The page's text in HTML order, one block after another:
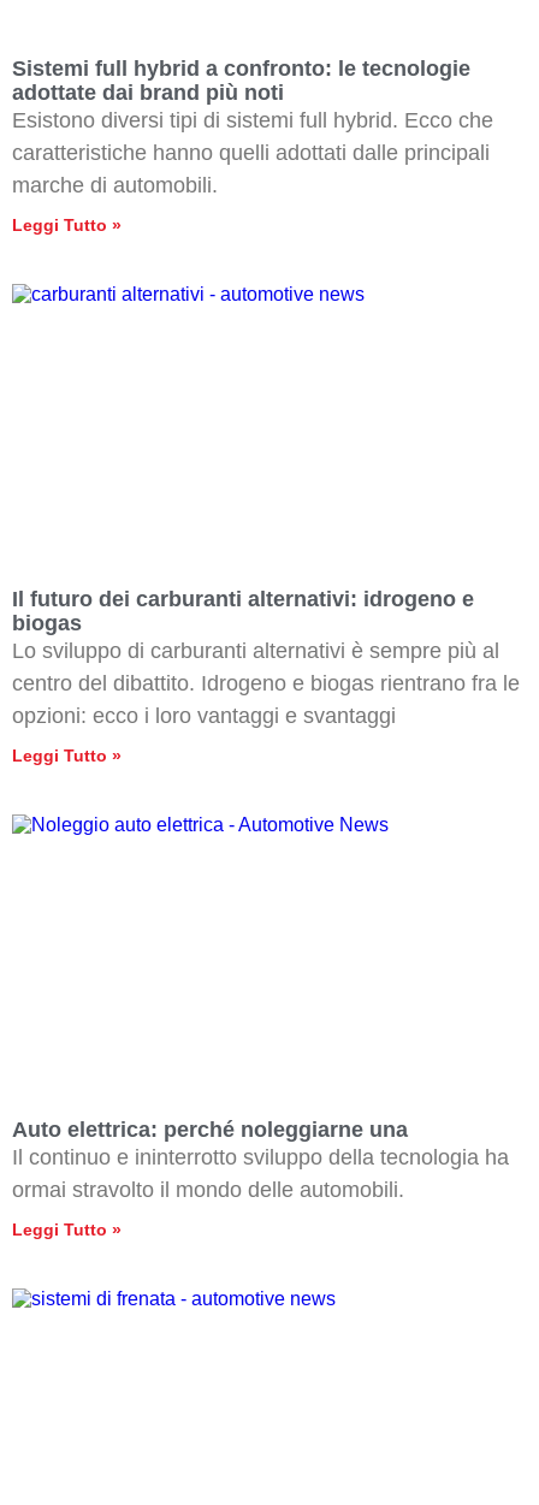
Sistemi full hybrid a confronto: le tecnologie
adottate dai brand più noti
Esistono diversi tipi di sistemi full hybrid. Ecco che
caratteristiche hanno quelli adottati dalle principali
marche di automobili.
Leggi Tutto »
Il futuro dei carburanti alternativi: idrogeno e
biogas
Lo sviluppo di carburanti alternativi è sempre più al
centro del dibattito. Idrogeno e biogas rientrano fra le
opzioni: ecco i loro vantaggi e svantaggi
Leggi Tutto »
Auto elettrica: perché noleggiarne una
Il continuo e ininterrotto sviluppo della tecnologia ha
ormai stravolto il mondo delle automobili.
Leggi Tutto »